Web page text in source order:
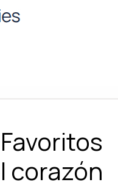
corazón